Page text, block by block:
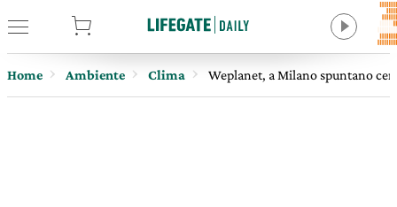
Home Ambiente Clima Weplanet, a Milano spuntano